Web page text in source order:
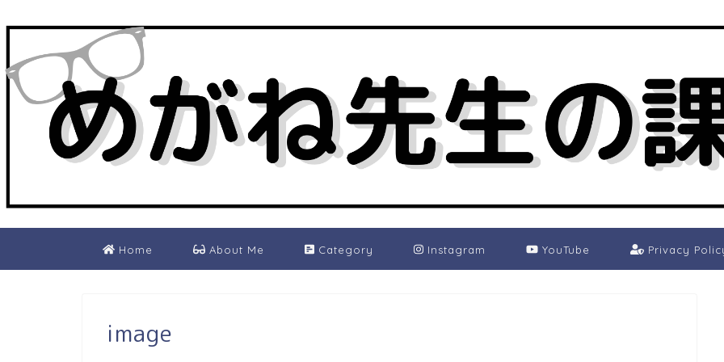
Home About Me Category Instagram YouTube Privacy
image